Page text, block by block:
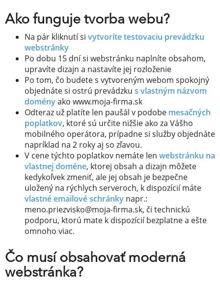
Ako funguje tvorba webu?
Na pár kliknutí si vytvoríte testovaciu prevádzku
webstránky
Po dobu 15 dní si webstránku naplníte obsahom,
upravíte dizajn a nastavíte jej rozloženie
Po tom, čo budete s vytvoreným webom spokojný
objednáte si ostrú prevádzku s vlastným názvom
doményako www.moja-firma.sk
Odteraz už platíte len paušál v podobe mesačných
poplatkov, ktoré sú určite nižšie ako za Vášho
mobilného operátora, prípadne si služby objednáte
napríklad na 2 roky aj so zľavou.
V cene týchto poplatkov nemáte len webstránku na
vlastnej doméne, ktorej obsah a dizajn môžete
kedykoľvek zmeniť, ale jej obsah je bezpečne
uložený na rýchlych serveroch, k dispozícií máte
vlastné emailové schránky napr.:
meno.priezvisko@moja-firma.sk, či technickú
podporu, ktorú mate k dispozícií bezplatne a ešte
omnoho viac.
Čo musí obsahovať moderná
webstránka?